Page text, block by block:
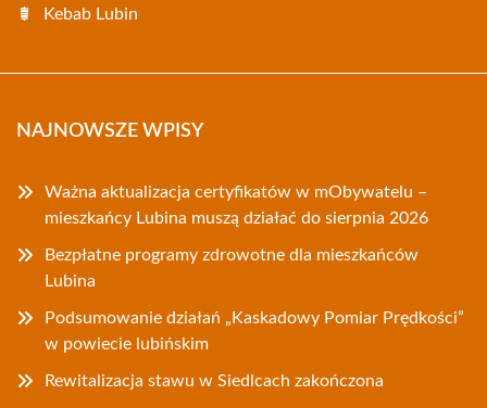
Kebab Lubin
NAJNOWSZE WPISY
Ważna aktualizacja certyfikatów w mObywatelu –
mieszkańcy Lubina muszą działać do sierpnia 2026
Bezpłatne programy zdrowotne dla mieszkańców
Lubina
Podsumowanie działań „Kaskadowy Pomiar Prędkości”
w powiecie lubińskim
Rewitalizacja stawu w Siedlcach zakończona